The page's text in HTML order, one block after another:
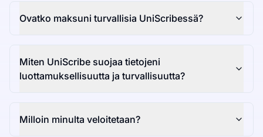
Ovatko maksuni turvallisia UniScribessä?
Miten UniScribe suojaa tietojeni
luottamuksellisuutta ja turvallisuutta?
Milloin minulta veloitetaan?